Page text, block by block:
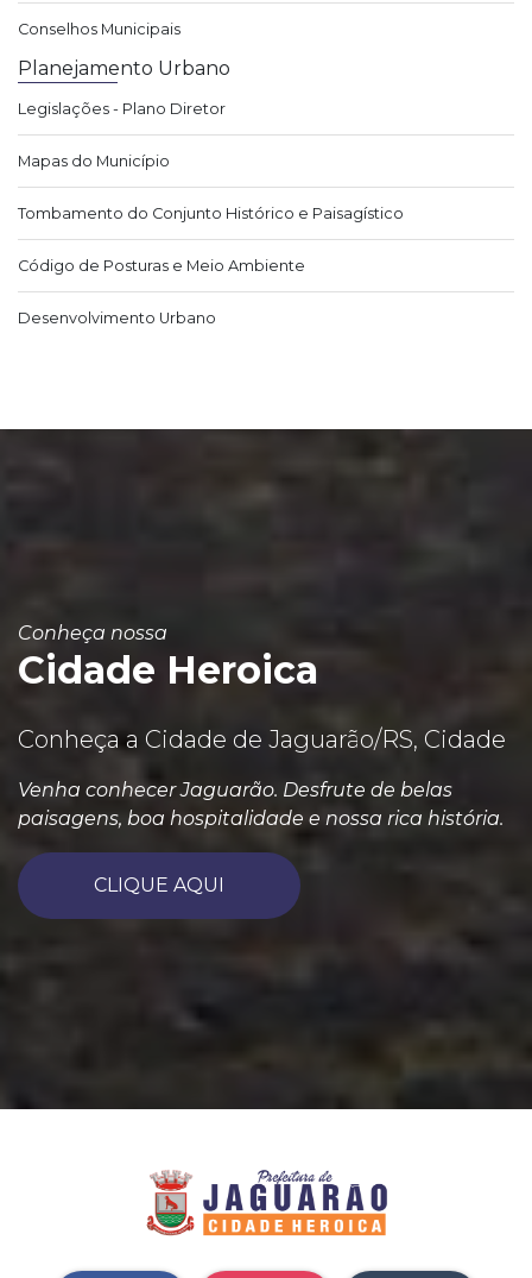
Conselhos Municipais
Planejamento Urbano
Legislações - Plano Diretor
Mapas do Município
Tombamento do Conjunto Histórico e Paisagístico
Código de Posturas e Meio Ambiente
Desenvolvimento Urbano
Conheça nossa
Cidade Heroica
Conheça a Cidade de Jaguarão/RS, Cidade
Venha conhecer Jaguarão. Desfrute de belas
paisagens, boa hospitalidade e nossa rica história.
CLIQUE AQUI